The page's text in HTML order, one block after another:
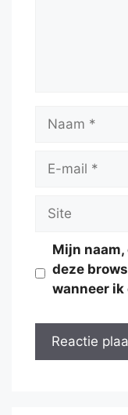
Naam
Site
Mijn
deze
wanneer ik